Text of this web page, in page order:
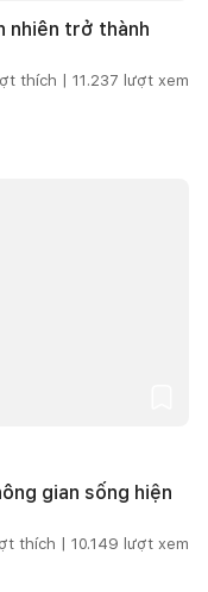
nhiên trở thành
thích | 11.237 lượt xem
gian sống hiện
thích | 10.149 lượt xem